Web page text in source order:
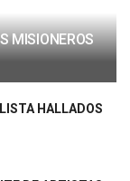
MISIONEROS
HALLADOS